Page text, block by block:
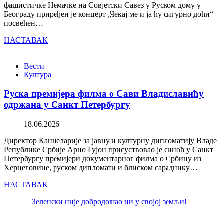
фашистичке Немачке на Совјетски Савез у Руском дому у
Београду приређен је концерт „Чекај ме и ја ћу сигурно доћи“
посвећен…
НАСТАВАК
Вести
Култура
Руска премијера филма о Сави Владиславићу
одржана у Санкт Петербургу
18.06.2026
Директор Канцеларије за јавну и културну дипломатију Владе
Републике Србије Арно Гујон присуствовао је синоћ у Санкт
Петербургу премијери документарног филма о Србину из
Херцеговине, руском дипломати и блиском сараднику…
НАСТАВАК
Зеленски није добродошао ни у својој земљи!